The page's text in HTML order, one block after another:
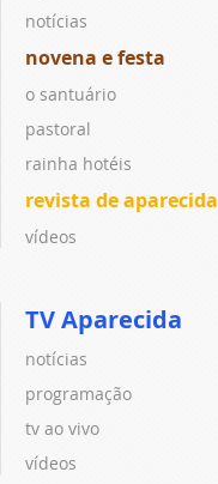
notícias
novena e festa
o santuário
pastoral
rainha hotéis
revista de aparecida
vídeos
TV Aparecida
notícias
programação
tv ao vivo
vídeos